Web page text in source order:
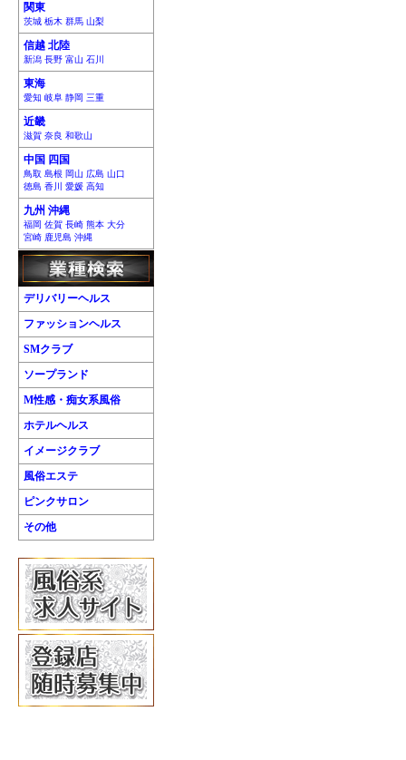
関東
茨城 栃木 群馬 山梨
信越 北陸
新潟 長野 富山 石川
東海
愛知 岐阜 静岡 三重
近畿
滋賀 奈良 和歌山
中国 四国
鳥取 島根 岡山 広島 山口
徳島 香川 愛媛 高知
九州 沖縄
福岡 佐賀 長崎 熊本 大分
宮崎 鹿児島 沖縄
デリバリーヘルス
ファッションヘルス
SMクラブ
ソープランド
M性感・痴女系風俗
ホテルヘルス
イメージクラブ
風俗エステ
ピンクサロン
その他